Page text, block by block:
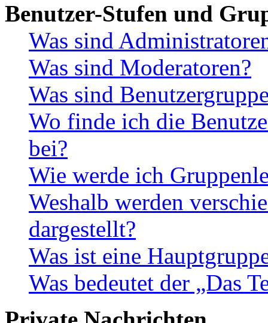
Benutzer-Stufen und
Was sind
Was sind Moderatoren?
Was sind
Wo finde ich die
bei?
Wie werde ich
Weshalb werden
dargestellt?
Was ist eine
Was bedeutet der „Das